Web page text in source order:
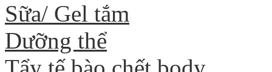
Sữa/ Gel tắm
Dưỡng thể